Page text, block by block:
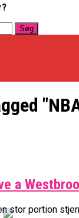
BK Vejen
a
stor portion